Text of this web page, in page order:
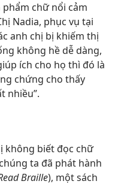
chữ nổi cảm
Nadia, phục vụ tại
anh chị bị khiếm thị
không hề dễ dàng,
ích cho họ thì đó là
chứng cho thấy
nhiều”.
không biết đọc chữ
ta đã phát hành
Braille), một sách